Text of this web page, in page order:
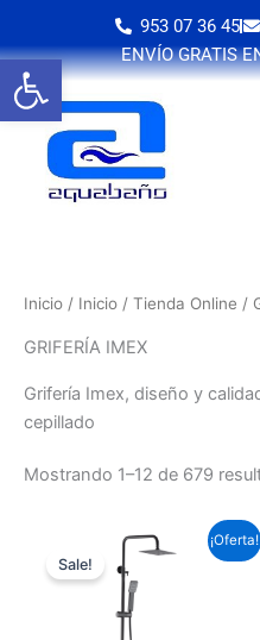
Abrir barra de herramientas
contenido
953 07 36 45
ENVÍO GRATIS
Inicio / Inicio / Tienda Online /
GRIFERÍA IMEX
Grifería Imex, diseño y
cepillado
Mostrando 1–12 de 679
¡Oferta!
Sale!
El
precio
original
era:
289,19 €.
precio